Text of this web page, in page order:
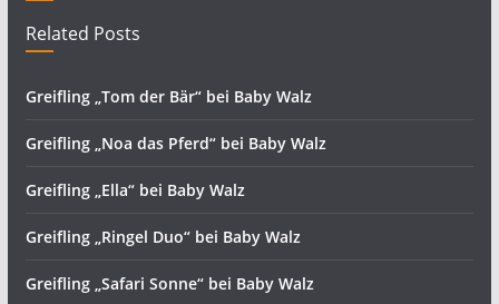
Related Posts
Greifling „Tom der Bär“ bei Baby Walz
Greifling „Noa das Pferd“ bei Baby Walz
Greifling „Ella“ bei Baby Walz
Greifling „Ringel Duo“ bei Baby Walz
Greifling „Safari Sonne“ bei Baby Walz